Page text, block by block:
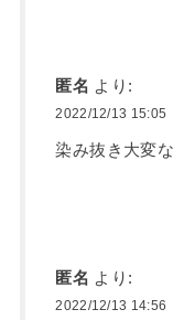
匿名 より:
2022/12/13 15:05
染み抜き大変
匿名 より:
2022/12/13 14:56